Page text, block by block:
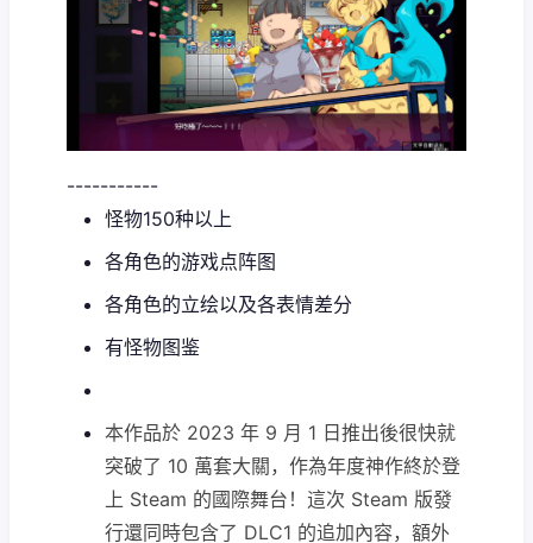
-----------
怪物150种以上
各角色的游戏点阵图
各角色的立绘以及各表情差分
有怪物图鉴
本作品於 2023 年 9 月 1 日推出後很快就
突破了 10 萬套大關，作為年度神作終於登
上 Steam 的國際舞台！這次 Steam 版發
行還同時包含了 DLC1 的追加內容，額外